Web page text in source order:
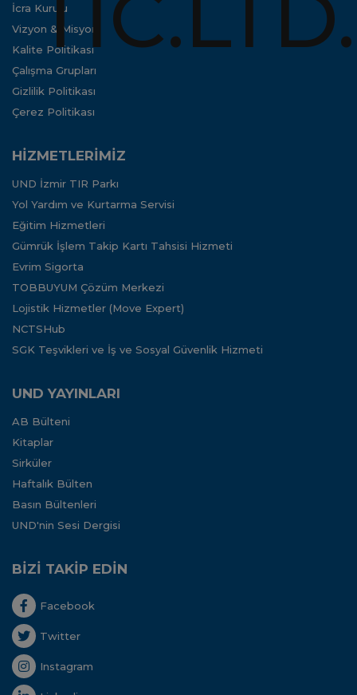
İcra Kurulu
Vizyon & Misyon
Kalite Politikası
Çalışma Grupları
Gizlilik Politikası
Çerez Politikası
HİZMETLERİMİZ
UND İzmir TIR Parkı
Yol Yardım ve Kurtarma Servisi
Eğitim Hizmetleri
Gümrük İşlem Takip Kartı Tahsisi Hizmeti
Evrim Sigorta
TOBBUYUM Çözüm Merkezi
Lojistik Hizmetler (Move Expert)
NCTSHub
SGK Teşvikleri ve İş ve Sosyal Güvenlik Hizmeti
UND YAYINLARI
AB Bülteni
Kitaplar
Sirküler
Haftalık Bülten
Basın Bültenleri
UND'nin Sesi Dergisi
BİZİ TAKİP EDİN
Facebook
Twitter
Instagram